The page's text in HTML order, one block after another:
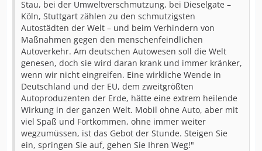
Stau, bei der Umweltverschmutzung, bei Dieselgate –
Köln, Stuttgart zählen zu den schmutzigsten
Autostädten der Welt – und beim Verhindern von
Maßnahmen gegen den menschenfeindlichen
Autoverkehr. Am deutschen Autowesen soll die Welt
genesen, doch sie wird daran krank und immer kränker,
wenn wir nicht eingreifen. Eine wirkliche Wende in
Deutschland und der EU, dem zweitgrößten
Autoproduzenten der Erde, hätte eine extrem heilende
Wirkung in der ganzen Welt. Mobil ohne Auto, aber mit
viel Spaß und Fortkommen, ohne immer weiter
wegzumüssen, ist das Gebot der Stunde. Steigen Sie
ein, springen Sie auf, gehen Sie Ihren Weg!"